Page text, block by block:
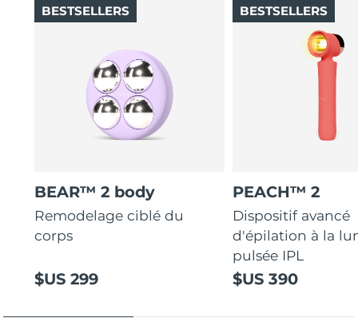
BEAR™ 2 body
Remodelage ciblé du
corps
$US 299
BESTSELLERS
PEACH™ 2
Dispositif avancé
d'épilation à la
pulsée IPL
$US 390
BESTSELLERS